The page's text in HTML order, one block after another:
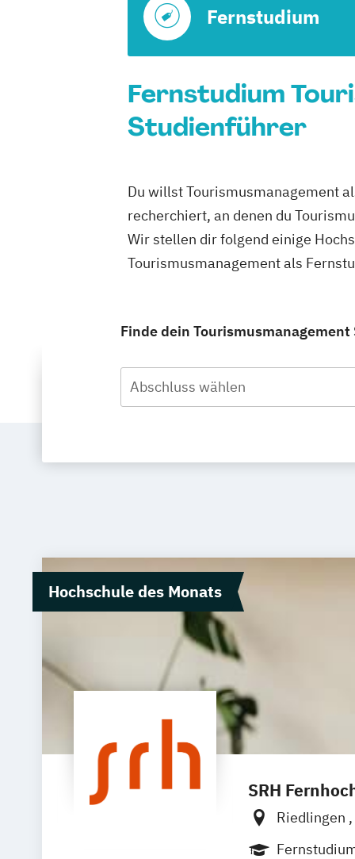
Fernstudium
Fernstudium
Studienführer
Du willst Tourismusmanagement
recherchiert, an denen du
Wir stellen dir folgend einige
Tourismusmanagement als
Finde dein
Abschluss wählen
Hochschule des Monats
SRH
Riedlingen
Zell
Leipzig